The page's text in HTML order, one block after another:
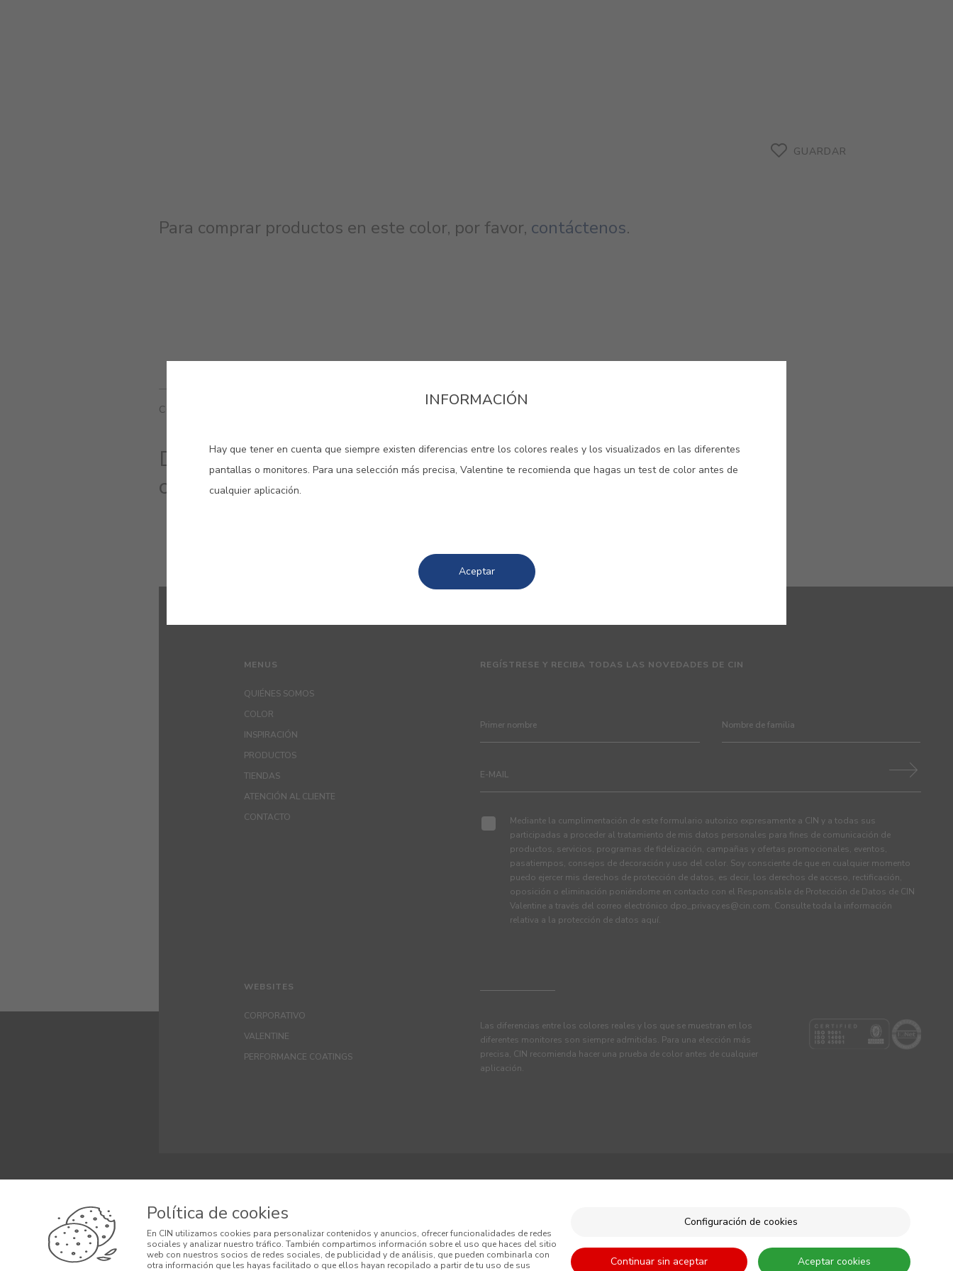
GUARDAR
Para comprar productos en este color, por favor, contáctenos.
COLORES RELACIONADOS
Descubre los colores más populares para ayudarte a
cambiar tu casa.
MENUS
QUIÉNES SOMOS
COLOR
INSPIRACIÓN
PRODUCTOS
TIENDAS
ATENCIÓN AL CLIENTE
CONTACTO
REGÍSTRESE Y RECIBA TODAS LAS NOVEDADES DE CIN
Mediante la cumplimentación de este formulario autorizo expresamente a CIN y a todas sus
participadas a proceder al tratamiento de mis datos personales para fines de comunicación de
productos, servicios, programas de fidelización, campañas y ofertas promocionales, eventos,
pasatiempos, consejos de decoración y uso del color. Soy consciente de que en cualquier momento
puedo ejercer mis derechos de protección de datos, es decir, los derechos de acceso, rectificación,
oposición o eliminación poniéndome en contacto con el Responsable de Protección de Datos de CIN
Valentine a través del correo electrónico dpo_privacy.es@cin.com. Consulte toda la información
relativa a la protección de datos aquí.
WEBSITES
CORPORATIVO
VALENTINE
PERFORMANCE COATINGS
Las diferencias entre los colores reales y los que se muestran en los
diferentes monitores son siempre admitidas. Para una elección más
precisa, CIN recomienda hacer una prueba de color antes de cualquier
aplicación.
Términos y Condiciones Política de Privacidad
Política de Cookies
Condiciones generales de venta
INFORMACIÓN
Hay que tener en cuenta que siempre existen diferencias entre los colores reales y los visualizados en las diferentes
pantallas o monitores. Para una selección más precisa, Valentine te recomienda que hagas un test de color antes de
cualquier aplicación.
Aceptar
Política de cookies
En CIN utilizamos cookies para personalizar contenidos y anuncios, ofrecer funcionalidades de redes
sociales y analizar nuestro tráfico. También compartimos información sobre el uso que haces del sitio
web con nuestros socios de redes sociales, de publicidad y de análisis, que pueden combinarla con
otra información que les hayas facilitado o que ellos hayan recopilado a partir de tu uso de sus
Configuración de cookies
Continuar sin aceptar Aceptar cookies